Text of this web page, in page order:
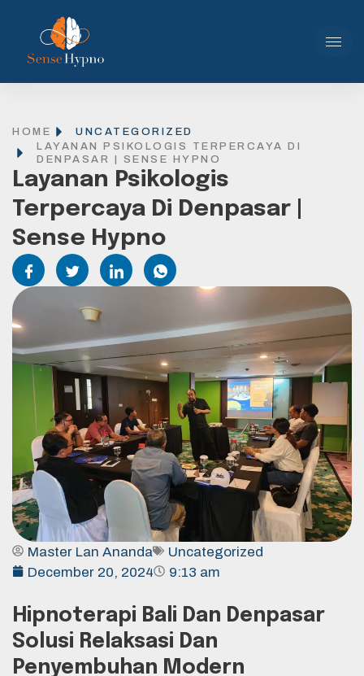
HOME
UNCATEGORIZED
LAYANAN PSIKOLOGIS TERPERCAYA DI
DENPASAR | SENSE HYPNO
Layanan Psikologis
Terpercaya Di Denpasar |
Sense Hypno
Master Lan Ananda
Uncategorized
December 20, 2024
9:13 am
Hipnoterapi Bali Dan Denpasar
Solusi Relaksasi Dan
Penyembuhan Modern